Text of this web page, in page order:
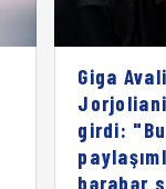
Giga
girdi:
bərabər